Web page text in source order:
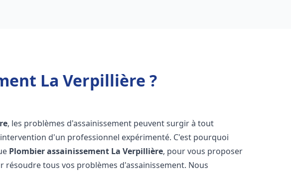
La Verpillière ?
, les problèmes d'assainissement peuvent surgir à tout
d'un professionnel expérimenté. C'est pourquoi
Plombier assainissement La Verpillière, pour vous proposer
résoudre tous vos problèmes d'assainissement. Nous